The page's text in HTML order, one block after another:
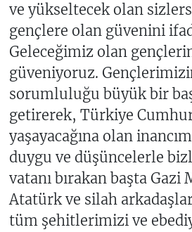
ve yükseltecek olan
gençlere olan güvenini
Geleceğimiz olan
güveniyoruz.
sorumluluğu büyük bir
getirerek, Türkiye
yaşayacağına olan
duygu ve düşüncelerle
vatanı bırakan başta Gazi
Atatürk ve silah
tüm şehitlerimizi ve